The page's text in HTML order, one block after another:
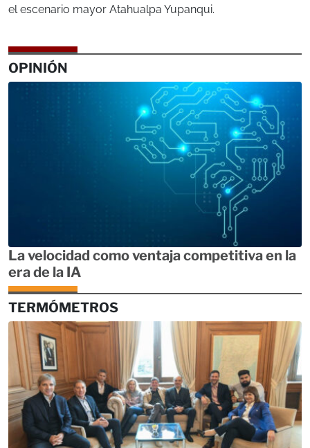
el escenario mayor Atahualpa Yupanqui.
OPINIÓN
La velocidad como ventaja competitiva en la
era de la IA
TERMÓMETROS